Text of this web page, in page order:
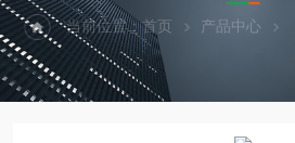
当前位置：首页 产品中心